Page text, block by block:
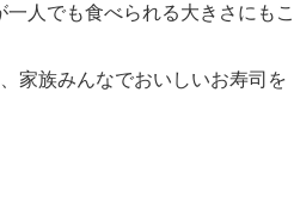
人でも食べられる大きさにもこ
家族みんなでおいしいお寿司を